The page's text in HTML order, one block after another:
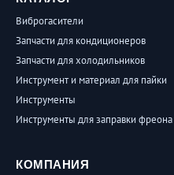
Виброгасители
Запчасти для кондиционеров
Запчасти для холодильников
Инструмент и материал для пайки
Инструменты
Инструменты для заправки фреона
КОМПАНИЯ